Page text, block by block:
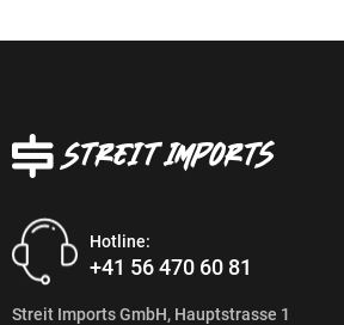
Hotline:
+41 56 470 60 81
Streit Imports GmbH, Hauptstrasse 1